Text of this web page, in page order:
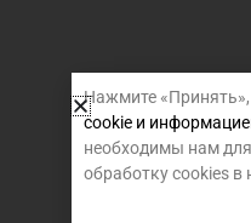
Нажмите
cookie и
необходимы нам
обработку cookies в